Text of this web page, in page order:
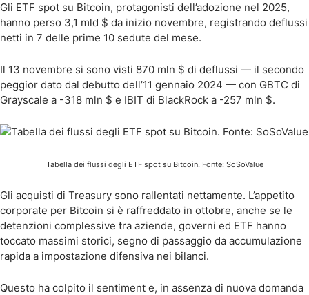
Gli ETF spot su Bitcoin, protagonisti dell’adozione nel 2025,
hanno perso 3,1 mld $ da inizio novembre, registrando deflussi
netti in 7 delle prime 10 sedute del mese.
Il 13 novembre si sono visti 870 mln $ di deflussi — il secondo
peggior dato dal debutto dell’11 gennaio 2024 — con GBTC di
Grayscale a -318 mln $ e IBIT di BlackRock a -257 mln $.
Tabella dei flussi degli ETF spot su Bitcoin. Fonte: SoSoValue
Gli acquisti di Treasury sono rallentati nettamente. L’appetito
corporate per Bitcoin si è raffreddato in ottobre, anche se le
detenzioni complessive tra aziende, governi ed ETF hanno
toccato massimi storici, segno di passaggio da accumulazione
rapida a impostazione difensiva nei bilanci.
Questo ha colpito il sentiment e, in assenza di nuova domanda